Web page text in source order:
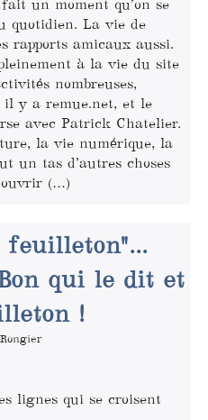
un moment qu’on se
quotidien. La vie de
rapports amicaux aussi.
à la vie du site
nombreuses,
il y a remue.net, et le
avec Patrick Chatelier.
la vie numérique, la
un tas d’autres choses
(…)
feuilleton"...
qui le dit et
!
lignes qui se croisent